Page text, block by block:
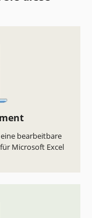
bearbeitbare
Microsoft Excel